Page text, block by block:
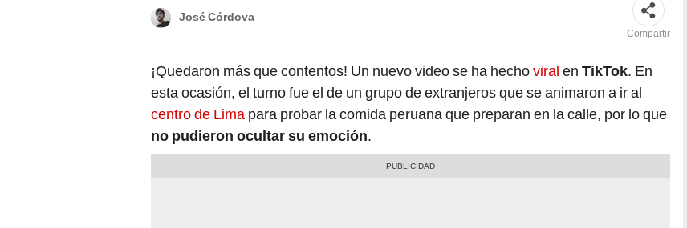
José Córdova
Compartir
¡Quedaron más que contentos! Un nuevo video se ha hechoviral en TikTok. En
esta ocasión, el turno fue el de un grupo de extranjeros que se animaron a ir al
centro de Lima para probar la comida peruana que preparan en la calle, por lo que
no pudieron ocultar su emoción.